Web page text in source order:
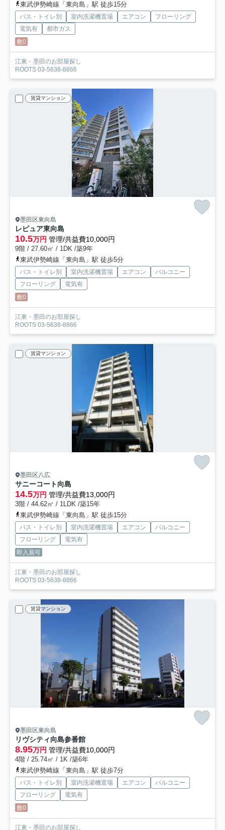
東武伊勢崎線「東向島」駅 徒歩15分
バス・トイレ別 室内洗濯機置場 エアコン
フローリング
電気有
都市ガス
敷0
江東・墨田のお部屋探し
ROOTS 03-5638-8866
賃貸マンション
墨田区東向島
レピュア東向島
10.5万円 管理/共益費10,000円
9階 / 27.60㎡ / 1DK /築9年
東武伊勢崎線「東向島」駅 徒歩5分
バス・トイレ別 室内洗濯機置場 エアコン
バルコニー
フローリング
電気有
敷0
江東・墨田のお部屋探し
ROOTS 03-5638-8866
賃貸マンション
墨田区八広
サニーコート向島
14.5万円 管理/共益費13,000円
3階 / 44.62㎡ / 1LDK /築15年
東武伊勢崎線「東向島」駅 徒歩15分
バス・トイレ別 室内洗濯機置場 エアコン
バルコニー
フローリング
電気有
即入居可
江東・墨田のお部屋探し
ROOTS 03-5638-8866
賃貸マンション
墨田区東向島
リヴシティ向島参番館
8.95万円 管理/共益費10,000円
4階 / 25.74㎡ / 1K /築6年
東武伊勢崎線「東向島」駅 徒歩7分
バス・トイレ別 室内洗濯機置場 エアコン
バルコニー
フローリング
電気有
敷0
江東・墨田のお部屋探し